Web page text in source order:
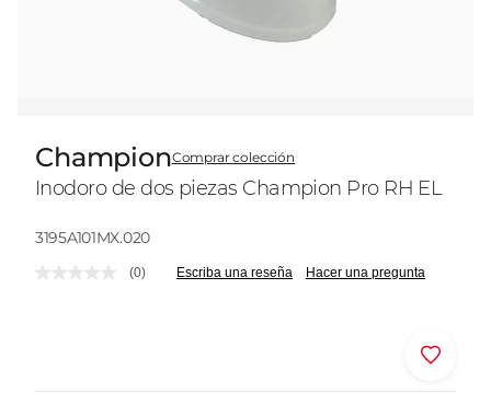
ChampionComprar colección
Inodoro de dos piezas Champion Pro RH EL
Modelo:
3195A101MX.020
Sin
(0) Escriba una reseña Hacer una pregunta